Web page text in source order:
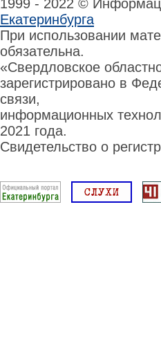
1999 - 2022 ©
Екатеринбурга
При использовании
обязательна.
«Свердловское
зарегистрировано в
связи,
информационных
2021 года.
Свидетельство о